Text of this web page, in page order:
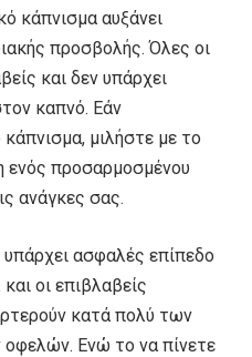
κάπνισμα αυξάνει
προσβολής. Όλες οι
και δεν υπάρχει
καπνό. Εάν
μιλήστε με το
ενός προσαρμοσμένου
ανάγκες σας.
υπάρχει ασφαλές επίπεδο
οι επιβλαβείς
κατά πολύ των
Ενώ το να πίνετε